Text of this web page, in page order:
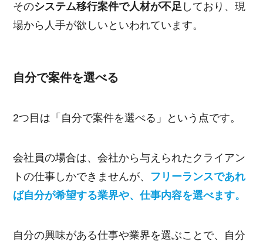
そのシステム移行案件で人材が不足 しており、現
場から人手が欲しいといわれています。
自分で案件を選べる
2つ目は「自分で案件を選べる」という点です。
会社員の場合は、会社から与えられたクライアン
トの仕事しかできませんが、 フリーランスであれ
ば自分が希望する業界や、仕事内容を選べます。
自分の興味がある仕事や業界を選ぶことで、自分